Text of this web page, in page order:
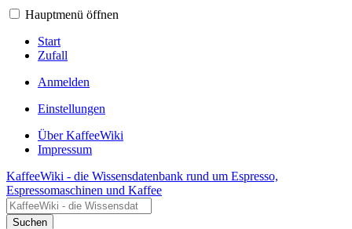
Hauptmenü öffnen
Start
Zufall
Anmelden
Einstellungen
Über KaffeeWiki
Impressum
KaffeeWiki - die Wissensdatenbank rund um Espresso,
Espressomaschinen und Kaffee
Suchen